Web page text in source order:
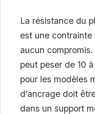
La résistance du
est une
aucun
peut peser de 10
pour les modèles
d’ancrage doit
dans un support